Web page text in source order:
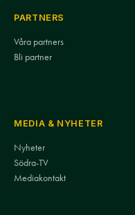
PARTNERS
Våra partners
Bli partner
MEDIA & NYHETER
Nyheter
Södra-TV
Mediakontakt